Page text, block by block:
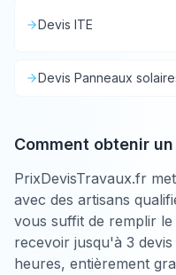
Devis ITE
Devis Panneaux
Comment obtenir
PrixDevisTravaux.fr
avec des artisans
vous suffit de remplir
recevoir jusqu'à 3
heures, entièrement